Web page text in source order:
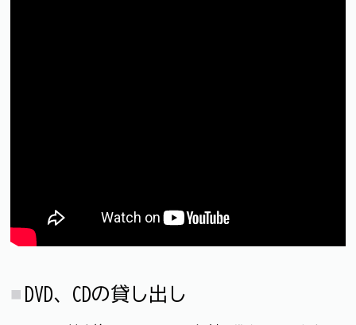
DVD、CDの貸し出し